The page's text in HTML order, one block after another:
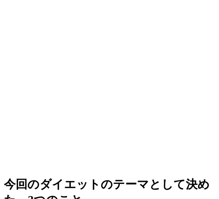
今回のダイエットのテーマとして決め